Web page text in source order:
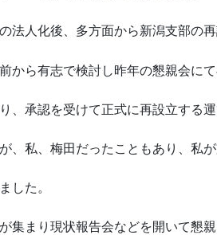
法人化後、多方面から新潟支部の
から有志で検討し昨年の懇親会に
、承認を受けて正式に再設立する運
、私、梅田だったこともあり、私
した。
集まり現状報告会などを開いて懇